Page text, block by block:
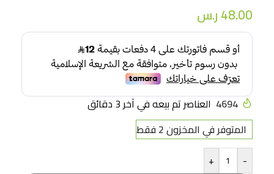
48.00ر.س
4694 العناصر تم بيعه في آخر 3 دقائق
المتوفر في المخزون 2 فقط
-
+